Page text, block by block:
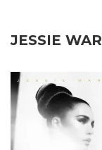
JESSIE